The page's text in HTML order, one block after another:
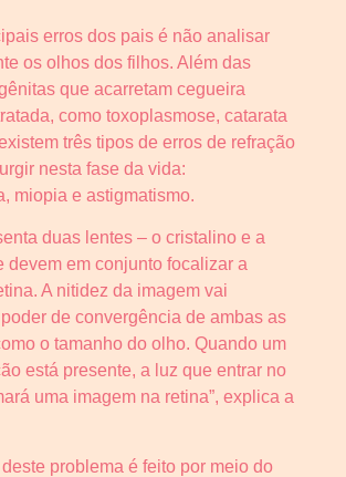
erros dos pais é não analisar
os olhos dos filhos. Além das
que acarretam cegueira
como toxoplasmose, catarata
três tipos de erros de refração
nesta fase da vida:
miopia e astigmatismo.
duas lentes – o cristalino e a
devem em conjunto focalizar a
A nitidez da imagem vai
de convergência de ambas as
o tamanho do olho. Quando um
está presente, a luz que entrar no
uma imagem na retina”, explica a
problema é feito por meio do